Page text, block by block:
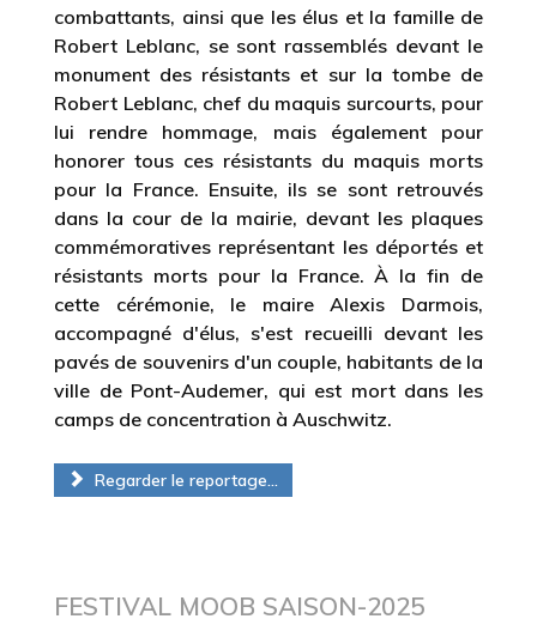
combattants, ainsi que les élus et la famille de
Robert Leblanc, se sont rassemblés devant le
monument des résistants et sur la tombe de
Robert Leblanc, chef du maquis surcourts, pour
lui rendre hommage, mais également pour
honorer tous ces résistants du maquis morts
pour la France. Ensuite, ils se sont retrouvés
dans la cour de la mairie, devant les plaques
commémoratives représentant les déportés et
résistants morts pour la France. À la fin de
cette cérémonie, le maire Alexis Darmois,
accompagné d'élus, s'est recueilli devant les
pavés de souvenirs d'un couple, habitants de la
ville de Pont-Audemer, qui est mort dans les
camps de concentration à Auschwitz.
Regarder le reportage...
FESTIVAL MOOB SAISON-2025